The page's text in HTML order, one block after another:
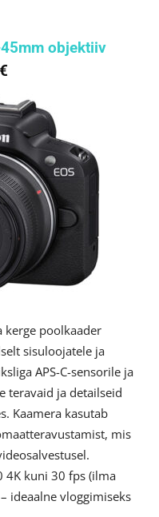
45mm objektiiv
kerge poolkaader
sisu­loojatele ja
APS-C-sensorile ja
teravaid ja detailseid
Kaamera kasutab
mis
4K kuni 30 fps (ilma
ideaalne vloggimiseks